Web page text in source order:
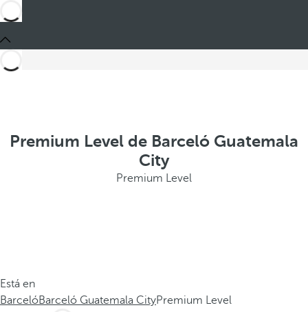
Premium Level de Barceló Guatemala
City
Premium Level
Está en
BarcelóBarceló Guatemala CityPremium Level